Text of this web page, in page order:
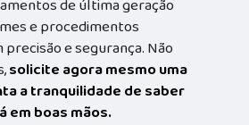
de última geração
e procedimentos
e segurança. Não
solicite agora mesmo uma
a tranquilidade de saber
em boas mãos.